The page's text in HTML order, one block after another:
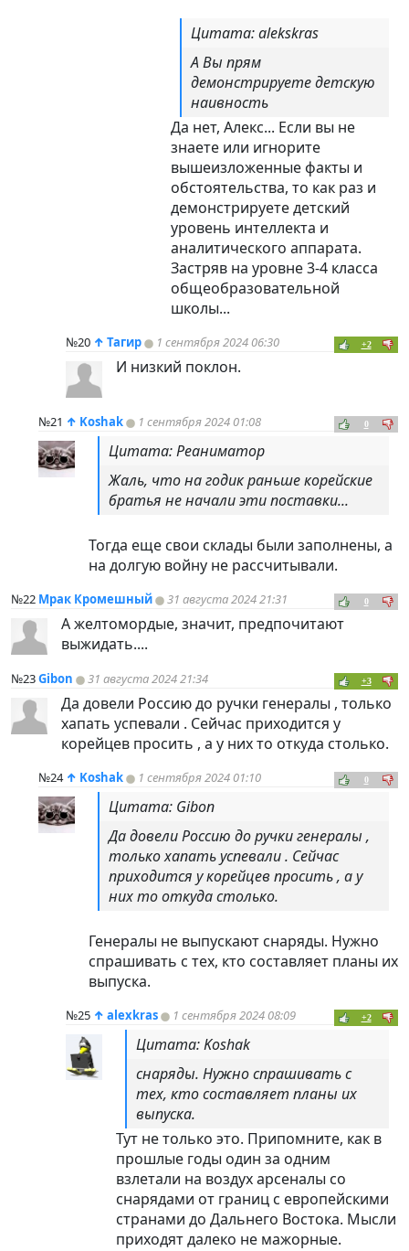
Цитата: alekskras
А Вы прям
демонстрируете детскую
наивность
Да нет, Алекс... Если вы не
знаете или игнорите
вышеизложенные факты и
обстоятельства, то как раз и
демонстрируете детский
уровень интеллекта и
аналитического аппарата.
Застряв на уровне 3-4 класса
общеобразовательной
школы...
№20 ↑ Тагир 1 сентября 2024 06:30 +2
И низкий поклон.
№21 ↑ Koshak 1 сентября 2024 01:08 0
Цитата: Реаниматор
Жаль, что на годик раньше корейские
братья не начали эти поставки...
Тогда еще свои склады были заполнены, а
на долгую войну не рассчитывали.
№22 Мрак Кромешный 31 августа 2024 21:31 0
А желтомордые, значит, предпочитают
выжидать....
№23Gibon 31 августа 2024 21:34 +3
Да довели Россию до ручки генералы , только
хапать успевали . Сейчас приходится у
корейцев просить , а у них то откуда столько.
№24 ↑ Koshak 1 сентября 2024 01:10 0
Цитата: Gibon
Да довели Россию до ручки генералы ,
только хапать успевали . Сейчас
приходится у корейцев просить , а у
них то откуда столько.
Генералы не выпускают снаряды. Нужно
спрашивать с тех, кто составляет планы их
выпуска.
№25 ↑ alexkras 1 сентября 2024 08:09 +2
Цитата: Koshak
снаряды. Нужно спрашивать с
тех, кто составляет планы их
выпуска.
Тут не только это. Припомните, как в
прошлые годы один за одним
взлетали на воздух арсеналы со
снарядами от границ с европейскими
странами до Дальнего Востока. Мысли
приходят далеко не мажорные.